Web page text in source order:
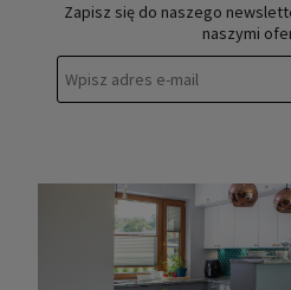
Zapisz się do naszego
naszymi